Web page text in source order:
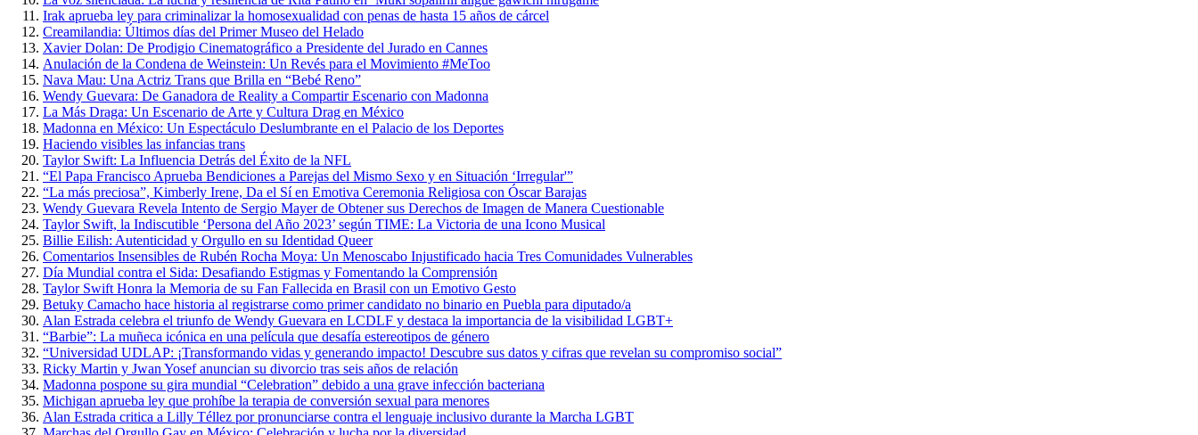
Irak aprueba ley para criminalizar la homosexualidad con penas de hasta 15 años de cárcel
Creamilandia: Últimos días del Primer Museo del Helado
Xavier Dolan: De Prodigio Cinematográfico a Presidente del Jurado en Cannes
Anulación de la Condena de Weinstein: Un Revés para el Movimiento #MeToo
Nava Mau: Una Actriz Trans que Brilla en “Bebé Reno”
Wendy Guevara: De Ganadora de Reality a Compartir Escenario con Madonna
La Más Draga: Un Escenario de Arte y Cultura Drag en México
Madonna en México: Un Espectáculo Deslumbrante en el Palacio de los Deportes
Haciendo visibles las infancias trans
Taylor Swift: La Influencia Detrás del Éxito de la NFL
“El Papa Francisco Aprueba Bendiciones a Parejas del Mismo Sexo y en Situación ‘Irregular'”
“La más preciosa”, Kimberly Irene, Da el Sí en Emotiva Ceremonia Religiosa con Óscar Barajas
Wendy Guevara Revela Intento de Sergio Mayer de Obtener sus Derechos de Imagen de Manera Cuestionable
Taylor Swift, la Indiscutible ‘Persona del Año 2023’ según TIME: La Victoria de una Icono Musical
Billie Eilish: Autenticidad y Orgullo en su Identidad Queer
Comentarios Insensibles de Rubén Rocha Moya: Un Menoscabo Injustificado hacia Tres Comunidades Vulnerables
Día Mundial contra el Sida: Desafiando Estigmas y Fomentando la Comprensión
Taylor Swift Honra la Memoria de su Fan Fallecida en Brasil con un Emotivo Gesto
Betuky Camacho hace historia al registrarse como primer candidato no binario en Puebla para diputado/a
Alan Estrada celebra el triunfo de Wendy Guevara en LCDLF y destaca la importancia de la visibilidad LGBT+
“Barbie”: La muñeca icónica en una película que desafía estereotipos de género
“Universidad UDLAP: ¡Transformando vidas y generando impacto! Descubre sus datos y cifras que revelan su compromiso social”
Ricky Martin y Jwan Yosef anuncian su divorcio tras seis años de relación
Madonna pospone su gira mundial “Celebration” debido a una grave infección bacteriana
Michigan aprueba ley que prohíbe la terapia de conversión sexual para menores
Alan Estrada critica a Lilly Téllez por pronunciarse contra el lenguaje inclusivo durante la Marcha LGBT